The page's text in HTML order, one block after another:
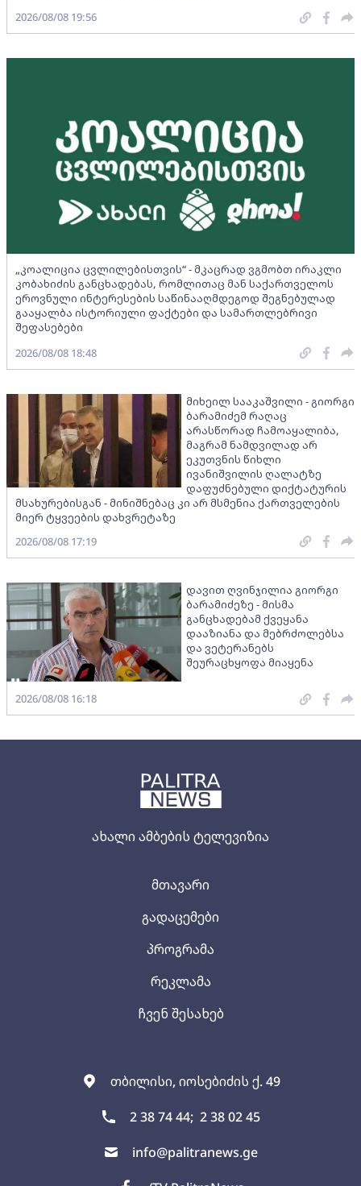
ახალი ამბების ტელევიზია
თბილისი, იოსებიძის ქ. 49
2 38 74 44; 2 38 02 45
info@palitranews.ge
მთავარი
გადაცემები
პროგრამა
რეკლამა
ჩვენ შესახებ
2026/08/08 19:56
„კოალიცია ცვლილებისთვის“ - მკაცრად ვგმობთ ირაკლი
კობახიძის განცხადებას, რომლითაც მან საქართველოს
ეროვნული ინტერესების საწინააღმდეგოდ შეგნებულად
გააყალბა ისტორიული ფაქტები და სამართლებრივი
შეფასებები
2026/08/08 18:48
მიხეილ სააკაშვილი - გიორგი
ბარამიძემ რაღაც
არასწორად ჩამოაყალიბა,
მაგრამ ნამდვილად არ
ეკუთვნის წიხლი
ივანიშვილის ღალატზე
დაფუძნებული დიქტატურის
მსახურებისგან - მინიშნებაც კი არ მსმენია ქართველების
მიერ ტყვეების დახვრეტაზე
2026/08/08 17:19
დავით ღვინჯილია გიორგი
ბარამიძეზე - მისმა
განცხადებამ ქვეყანა
დააზიანა და მებრძოლებსა
და ვეტერანებს
შეურაცხყოფა მიაყენა
2026/08/08 16:18